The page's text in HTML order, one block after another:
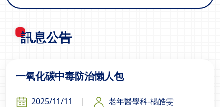
訊息公告
一氧化碳中毒防治懶人包
2025/11/11 老年醫學科-楊皓雯